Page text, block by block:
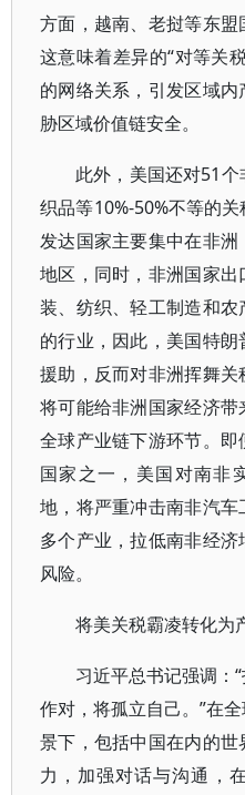
方面，越南、老挝等东盟
这意味着差异的“对等关
的网络关系，引发区域
胁区域价值链安全。
此外，美国还对51
织品等10%-50%不等的
发达国家主要集中在非
地区，同时，非洲国家
装、纺织、轻工制造和
的行业，因此，美国特
援助，反而对非洲挥舞关
将可能给非洲国家经济
全球产业链下游环节。
国家之一，美国对南非
地，将严重冲击南非汽
多个产业，拉低南非经
风险。
将美关税霸凌转化为
习近平总书记强调：
作对，将孤立自己。”在
景下，包括中国在内的
力，加强对话与沟通，